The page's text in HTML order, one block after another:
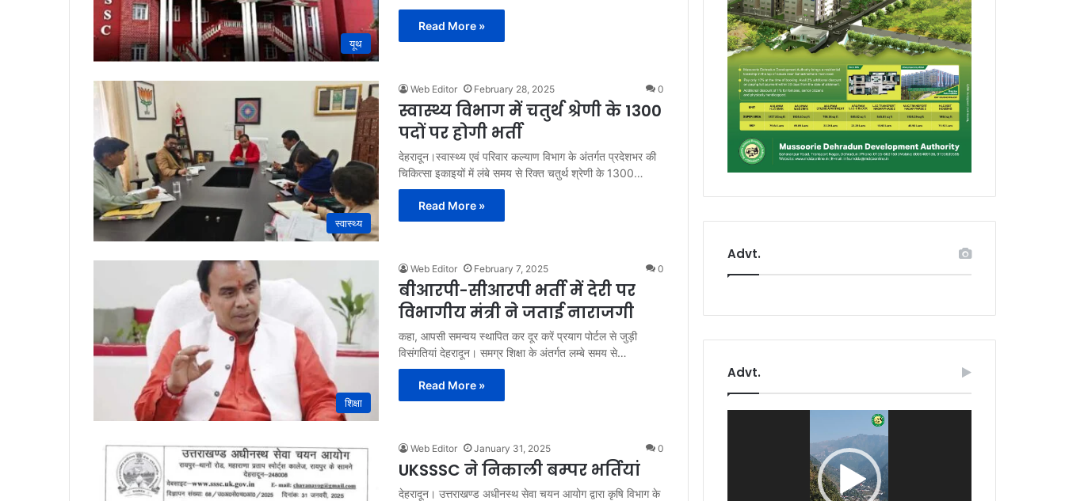
यूथ
Read More »
स्वास्थ्य
Web Editor February 28, 2025 0
स्वास्थ्य विभाग में चतुर्थ श्रेणी के 1300
पदों पर होगी भर्ती
देहरादून।स्वास्थ्य एवं परिवार कल्याण विभाग के अंतर्गत प्रदेशभर की
चिकित्सा इकाइयों में लंबे समय से रिक्त चतुर्थ श्रेणी के 1300…
Read More »
शिक्षा
Web Editor February 7, 2025 0
बीआरपी-सीआरपी भर्ती में देरी पर
विभागीय मंत्री ने जताई नाराजगी
कहा, आपसी समन्वय स्थापित कर दूर करें प्रयाग पोर्टल से जुड़ी
विसंगतियां देहरादून। समग्र शिक्षा के अंतर्गत लम्बे समय से…
Read More »
Web Editor January 31, 2025 0
UKSSSC ने निकाली बम्पर भर्तियां
देहरादून। उत्तराखण्ड अधीनस्थ सेवा चयन आयोग द्वारा कृषि विभाग के
Advt.
Advt.